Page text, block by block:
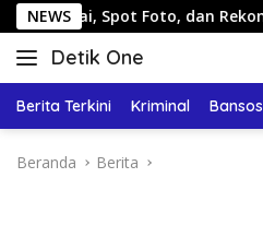
Langsung
ke
konten
NEWS
Foto, dan Rekomendasi Lumpia
Detik One
Tajam
Fakta
Berita Terkini Kriminal Bansos
Beranda Berita